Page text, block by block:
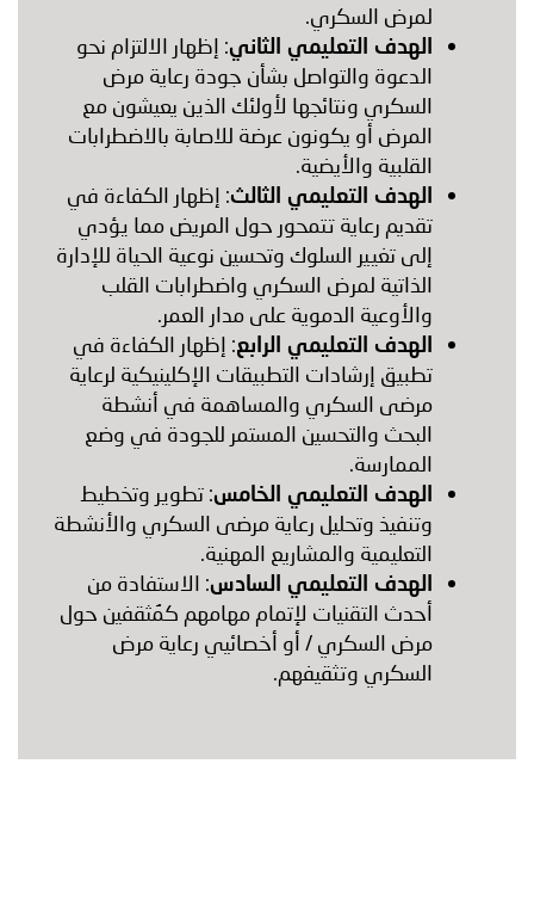
لمرض السكري.
الهدف التعليمي الثاني: إظهار الالتزام نحو
الدعوة والتواصل بشأن جودة رعاية مرض
السكري ونتائجها لأولئك الذين يعيشون مع
المرض أو يكونون عرضة للاصابة بالاضطرابات
القلبية والأيضية.
الهدف التعليمي الثالث: إظهار الكفاءة في
تقديم رعاية تتمحور حول المريض مما يؤدي
إلى تغيير السلوك وتحسين نوعية الحياة للإدارة
الذاتية لمرض السكري واضطرابات القلب
والأوعية الدموية على مدار العمر.
الهدف التعليمي الرابع: إظهار الكفاءة في
تطبيق إرشادات التطبيقات الإكلينيكية لرعاية
مرضى السكري والمساهمة في أنشطة
البحث والتحسين المستمر للجودة في وضع
الممارسة.
الهدف التعليمي الخامس: تطوير وتخطيط
وتنفيذ وتحليل رعاية مرضى السكري والأنشطة
التعليمية والمشاريع المهنية.
الهدف التعليمي السادس: الاستفادة من
أحدث التقنيات لإتمام مهامهم كمُثقفين حول
مرض السكري / أو أخصائيي رعاية مرض
السكري وتثقيفهم.